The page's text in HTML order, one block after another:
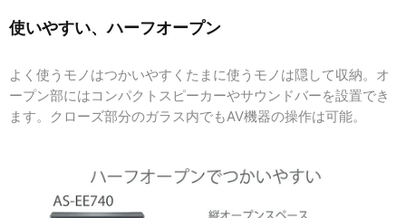
使いやすい、ハーフオープン
よく使うモノはつかいやすくたまに使うモノは隠して収納。オ
ープン部にはコンパクトスピーカーやサウンドバーを設置でき
ます。クローズ部分のガラス内でもAV機器の操作は可能。